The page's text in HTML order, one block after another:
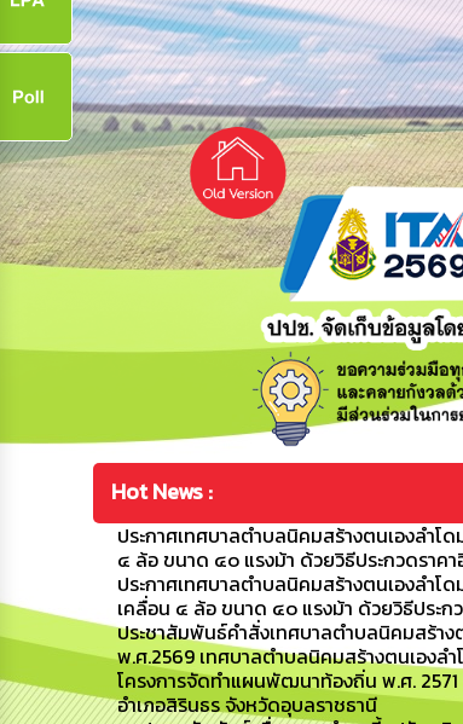
Hot News :
ประกาศเทศบาลตำบลนิคมสร้างตนเองลำ
๔ ล้อ ขนาด ๔๐ แรงม้า ด้วยวิธีประกวดราค
ประกาศเทศบาลตำบลนิคมสร้างตนเองลำโ
เคลื่อน ๔ ล้อ ขนาด ๔๐ แรงม้า ด้วยวิธีประ
ประชาสัมพันธ์คำสั่งเทศบาลตำบลนิคมสร้าง
พ.ศ.2569 เทศบาลตำบลนิคมสร้างตนเองล
โครงการจัดทำแผนพัฒนาท้องถิ่น พ.ศ.
อำเภอสิรินธร จังหวัดอุบลราชธานี